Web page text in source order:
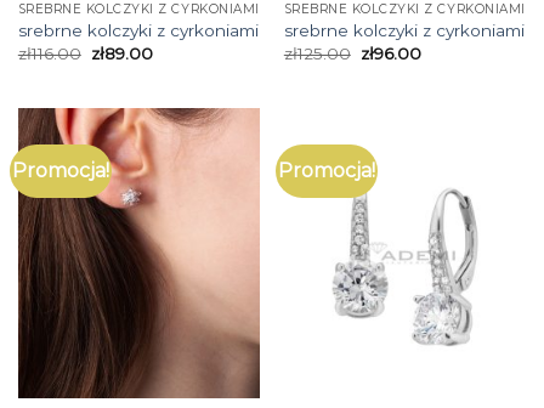
SREBRNE KOLCZYKI Z CYRKONIAMI
srebrne kolczyki z cyrkoniami
zł116.00 zł89.00
SREBRNE KOLCZYKI Z CYRKONIAMI
srebrne kolczyki z cyrkoniami
zł125.00 zł96.00
Promocja! Promocja!